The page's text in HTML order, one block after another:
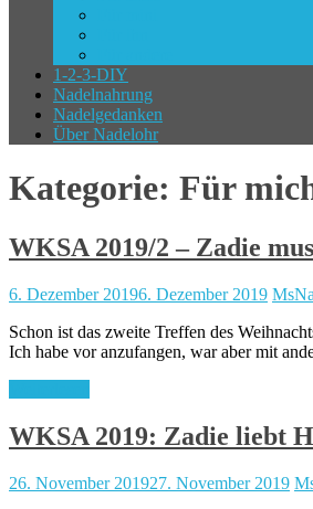
1-2-3-DIY
Nadelnahrung
Nadelgedanken
Über Nadelohr
Kategorie: Für
WKSA 2019/2 – Zadie
6. Dezember 20196. Dezember 2019
Schon ist das zweite Treffen des
Ich habe vor anzufangen, war aber mit
WKSA 2019: Zadie liebt
26. November 201927. November 2019